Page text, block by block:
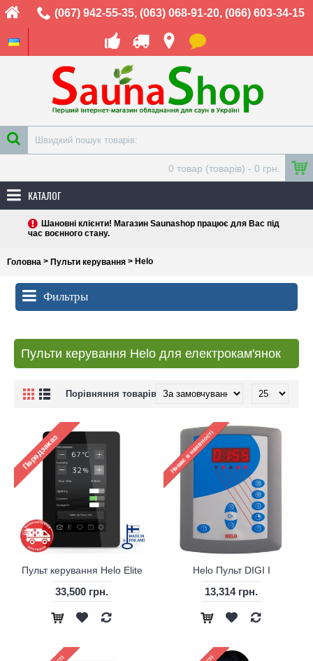
(067) 942-55-35, (063) 068-91-20, (066) 603-34-15
0 товар (товарів) - 0 грн.
КАТАЛОГ
Шановні клієнти! Магазин Saunashop працює для Вас під
час воєнного стану.
Головна > Пульти керування > Helo
Фильтры
Пульти керування Helo для електрокам'янок
Порівняння товарів (0)
Пульт керування Helo Elite
33,500 грн.
Helo Пульт DIGI I
13,314 грн.